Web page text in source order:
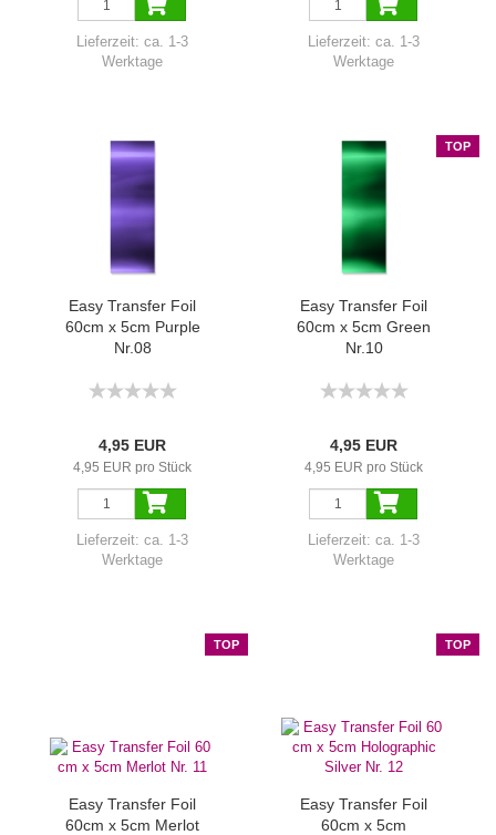
Lieferzeit: ca. 1-3
Werktage
Lieferzeit: ca. 1-3
Werktage
Easy Transfer Foil
60cm x 5cm Purple
Nr.08
4,95 EUR
4,95 EUR pro Stück
Lieferzeit: ca. 1-3
Werktage
TOP
Easy Transfer Foil
60cm x 5cm Green
Nr.10
4,95 EUR
4,95 EUR pro Stück
Lieferzeit: ca. 1-3
Werktage
TOP
Easy Transfer Foil
60cm x 5cm Merlot
TOP
Easy Transfer Foil
60cm x 5cm